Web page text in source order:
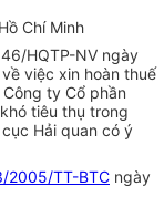
Chí Minh
HQTP-NV ngày
việc xin hoàn thuế
ty Cổ phần
tiêu thụ trong
Hải quan có ý
2005/TT-BTC ngày